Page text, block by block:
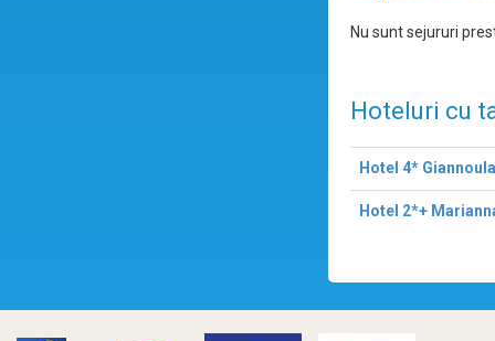
Nu sunt sejururi
Hoteluri cu
Hotel 4*
Hotel 2*+